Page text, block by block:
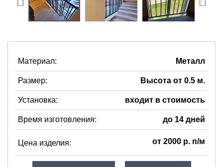
Материал: Металл
Размер: Высота от 0.5 м.
Установка: входит в стоимость
Время изготовления: до 14 дней
Цена изделия: от 2000 р. п/м